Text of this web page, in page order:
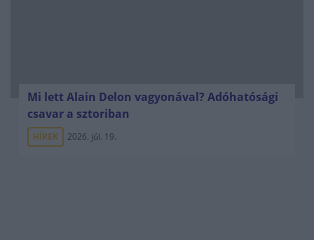
Mi lett Alain Delon vagyonával? Adóhatósági
csavar a sztoriban
HÍREK 2026. júl. 19.